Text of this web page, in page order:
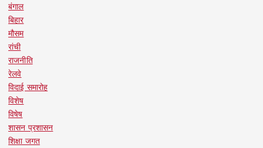
बंगाल
बिहार
मौसम
रांची
राजनीति
रेलवे
विदाई समारोह
विशेष
विषेष
शासन प्रशासन
शिक्षा जगत